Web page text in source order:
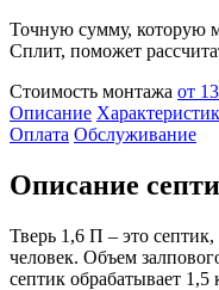
Точную сумму, которую
Сплит, поможет
Стоимость монтажа от
Описание
Оплата Обслуживание
Описание
Тверь 1,6 П – это
человек. Объем
септик обрабатывает 1,5